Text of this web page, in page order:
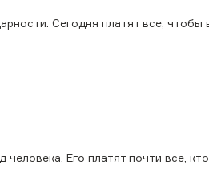
Сегодня платят все, чтобы
Его платят почти все,